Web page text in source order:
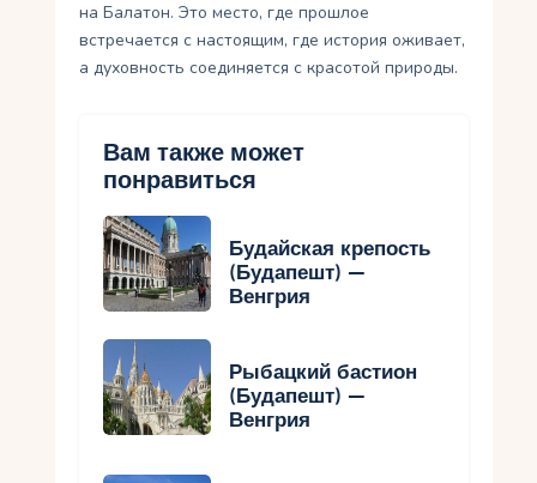
на Балатон. Это место, где прошлое
встречается с настоящим, где история оживает,
а духовность соединяется с красотой природы.
Вам также может
понравиться
Будайская крепость
(Будапешт) —
Венгрия
Рыбацкий бастион
(Будапешт) —
Венгрия